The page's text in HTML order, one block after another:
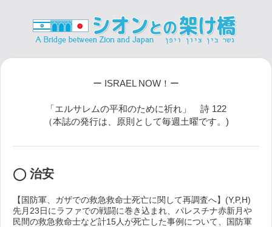
ー ISRAEL NOW！ー
「エルサレムの平和のために祈れ」 詩 122
（本誌の発行は、原則として毎週土曜です。)
◯ 治安
【国防軍、ガザでの救急救命士死亡に関して再調査へ】(Y,P,H)
先月23日にラファでの戦闘に巻き込まれ、パレスチナ赤新月や
民間の救急救命士など計15人が死亡した事例について、国防軍